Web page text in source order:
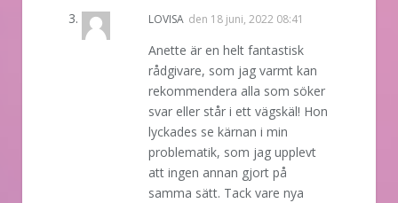
LOVISA den 18 juni, 2022 08:41
Anette är en helt fantastisk
rådgivare, som jag varmt kan
rekommendera alla som söker
svar eller står i ett vägskäl! Hon
lyckades se kärnan i min
problematik, som jag upplevt
att ingen annan gjort på
samma sätt. Tack vare nya